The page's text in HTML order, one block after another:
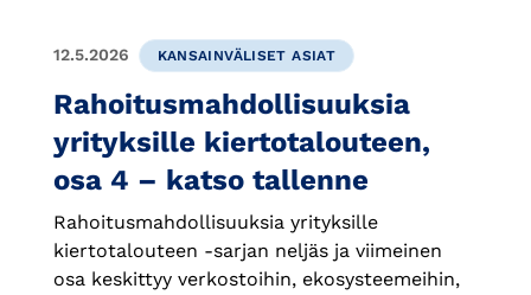
12.5.2026 KANSAINVÄLISET ASIAT
Rahoitusmahdollisuuksia
yrityksille kiertotalouteen,
osa 4 – katso tallenne
Rahoitusmahdollisuuksia yrityksille
kiertotalouteen -sarjan neljäs ja viimeinen
osa keskittyy verkostoihin, ekosysteemeihin,